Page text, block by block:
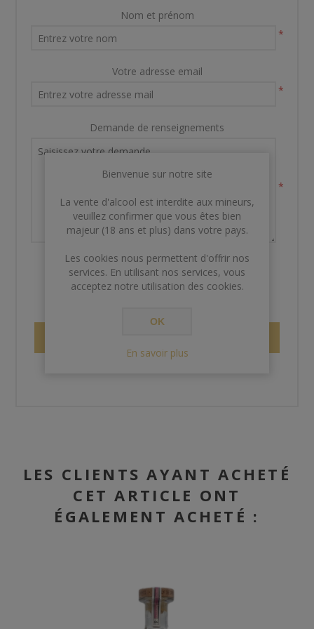
Nom et prénom
*
Votre adresse email
*
Demande de renseignements
*
LES CLIENTS AYANT ACHETÉ
CET ARTICLE ONT
ÉGALEMENT ACHETÉ :
Bienvenue sur notre site
La vente d'alcool est interdite aux mineurs,
veuillez confirmer que vous êtes bien
majeur (18 ans et plus) dans votre pays.
Les cookies nous permettent d'offrir nos
services. En utilisant nos services, vous
acceptez notre utilisation des cookies.
OK
En savoir plus